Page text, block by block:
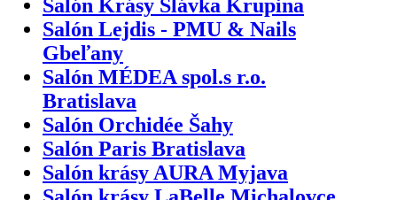
Salón Krásy Slávka Krupina
Salón Lejdis - PMU & Nails
Gbeľany
Salón MÉDEA spol.s r.o.
Bratislava
Salón Orchidée Šahy
Salón Paris Bratislava
Salón krásy AURA Myjava